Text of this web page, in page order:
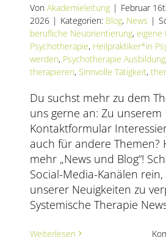
Von Akademieleitung | Februar
2026 | Kategorien: Blog, News |
berufliche Neuorientierung, eigene
Psychotherapie, Heilpraktiker*in
werden, Psychotherapie Ausbildung,
therapieren, Sinnvolle Tätigkeit,
Du suchst mehr zu dem
uns gerne an: Zu unserem
Kontaktformular
auch für andere Themen?
mehr „News und Blog“!
Social-Media-Kanälen
unserer Neuigkeiten zu
Systemische Therapie
Weiterlesen